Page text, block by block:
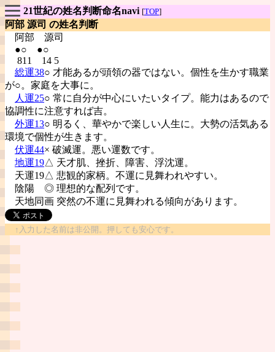
21世紀の姓名判断命名navi [TOP]
阿部 源司 の姓名判断
阿部 源司
●○ ●○
811 14 5
総運38○ 才能あるが頭領の器ではない。個性を生かす職業
が○。家庭を大事に。
人運25○ 常に自分が中心にいたいタイプ。能力はあるので
協調性に注意すれば吉。
外運13○ 明るく、華やかで楽しい人生に。大勢の活気ある
環境で個性が生きます。
伏運44× 破滅運。悪い運数です。
地運19△ 天才肌、挫折、障害、浮沈運。
天運19△ 悲観的家柄。不運に見舞われやすい。
陰陽 ◎ 理想的な配列です。
天地同画 突然の不運に見舞われる傾向があります。
↑入力した名前は非公開。押しても安心です。